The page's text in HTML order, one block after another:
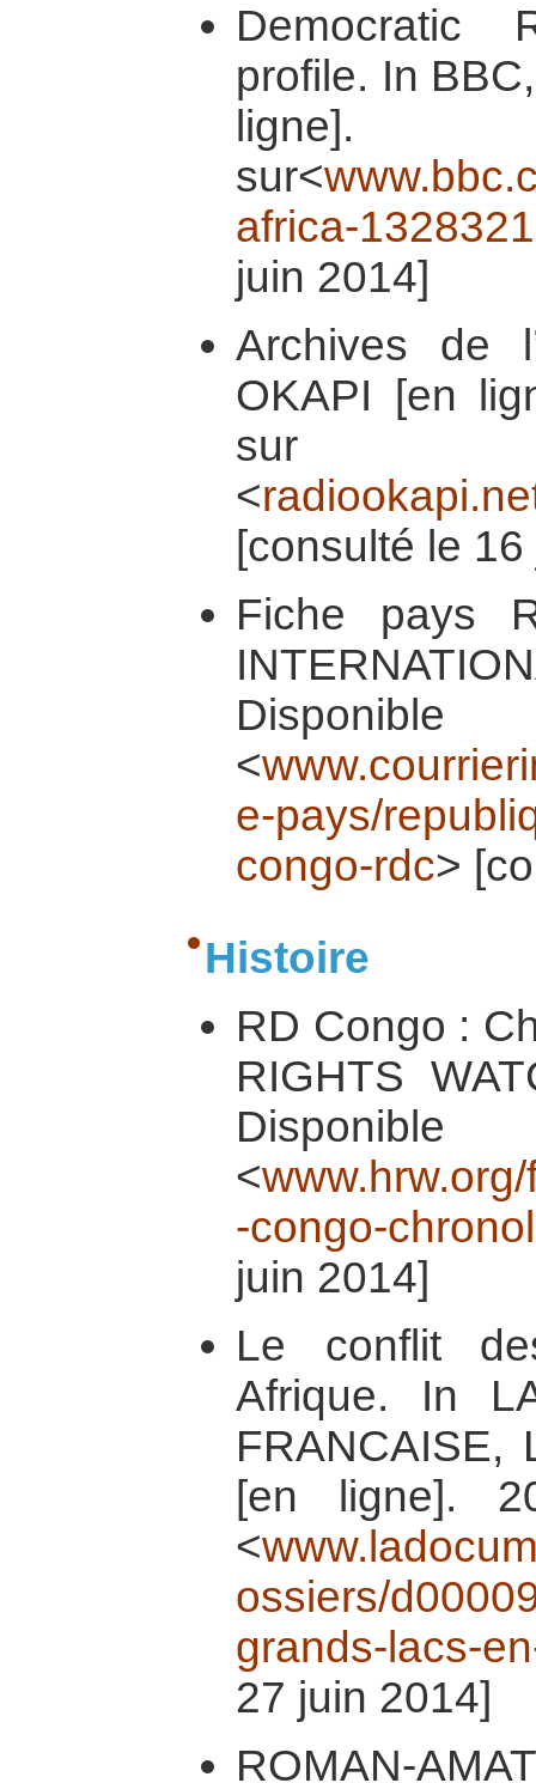
Democratic
profile. In
ligne].
sur<
africa-
juin 2014]
Archives de
OKAPI [en
sur
<
[consulté le
Fiche pays
<
e-pays/
congo-rdc>
Histoire
RD Congo :
RIGHTS
<
-congo-
juin 2014]
Le conflit
Afrique. In
FRANCAISE,
[en ligne].
<
ossiers/
grands-lacs-
27 juin 2014]
ROMAN-